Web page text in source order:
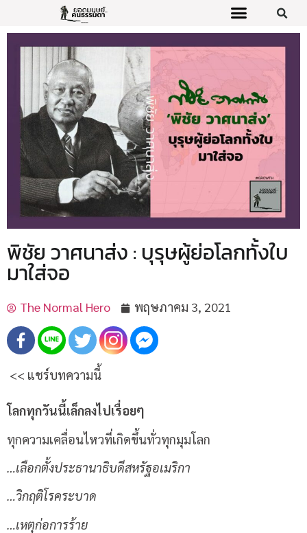
พิชัย วาศนาส่ง : บุรุษผู้ย่อโลกทั้งใบ
มาใส่จอ
The Normal Hero พฤษภาคม 3, 2021
<< แชร์บทความนี้
โลกทุกวันนี้เล็กลงไปเรื่อยๆ
ทุกความเคลื่อนไหวที่เกิดขึ้นทั่วทุกมุมโลก
…เลือกตั้งประธานาธิบดีสหรัฐอเมริกา
…วิกฤติโรคระบาด
…เหตุก่อการร้าย